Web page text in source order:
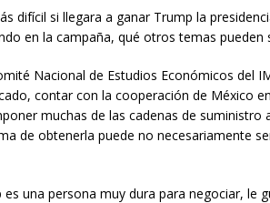
difícil si llegara a ganar Trump la
en la campaña, qué otros temas pueden
Nacional de Estudios Económicos del
contar con la cooperación de México
muchas de las cadenas de suministro
de obtenerla puede no necesariamente
una persona muy dura para negociar, le